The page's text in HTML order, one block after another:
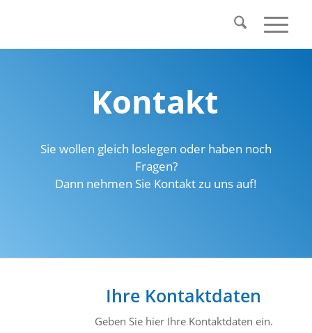
Kontakt
Sie wollen gleich loslegen oder haben noch
Fragen?
Dann nehmen Sie Kontakt zu uns auf!
Ihre Kontaktdaten
Geben Sie hier Ihre Kontaktdaten ein.